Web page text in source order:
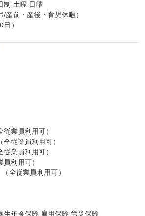
制 土曜 日曜
産前・産後・育児休暇）
）
業員利用可）
従業員利用可）
業員利用可）
利用可）
全従業員利用可）
生年金保険 雇用保険 労災保険